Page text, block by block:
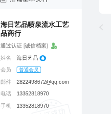
品商行
通过认证 [诚信档案]
姓名 海日艺品
会员 普通会员
邮件 2822498672@qq.com
电话 13352818970
手机 13352818970